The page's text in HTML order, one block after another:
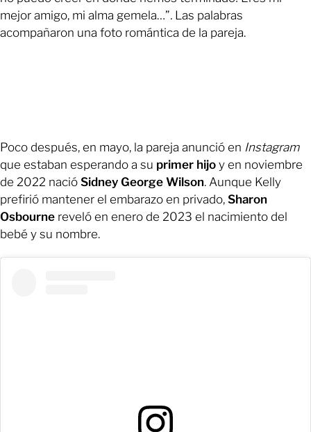
mejor amigo, mi alma gemela…”. Las palabras
acompañaron una foto romántica de la pareja.
Poco después, en mayo, la pareja anunció en Instagram
que estaban esperando a su primer hijo y en noviembre
de 2022 nació Sidney George Wilson. Aunque Kelly
prefirió mantener el embarazo en privado, Sharon
Osbourne reveló en enero de 2023 el nacimiento del
bebé y su nombre.